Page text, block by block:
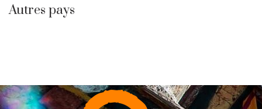
Autres pays